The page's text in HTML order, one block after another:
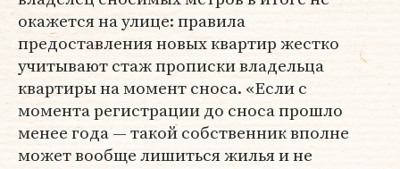
окажется на улице: правила
предоставления новых квартир жестко
учитывают стаж прописки владельца
квартиры на момент сноса. «Если с
момента регистрации до сноса прошло
менее года — такой собственник вполне
может вообще лишиться жилья и не